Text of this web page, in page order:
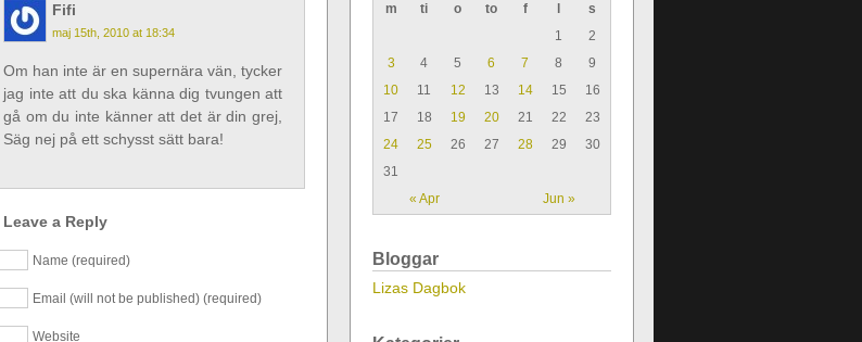
Fifi
maj 15th, 2010 at 18:34
Om han inte är en supernära vän, tycker
jag inte att du ska känna dig tvungen att
gå om du inte känner att det är din grej,
Säg nej på ett schysst sätt bara!
Leave a Reply
Name (required)
Email (will not be published) (required)
Website
m
ti o to f s
« Apr Jun »
1
2
3
4 5 6 7 8
9
10
11 12 13 14 15
16
17
18 19 20 21 22
23
24
25 26 27 28 29
30
31
Bloggar
Lizas Dagbok